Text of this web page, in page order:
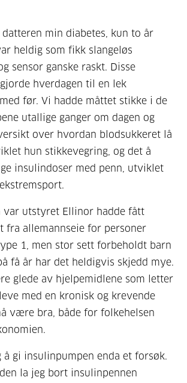
min diabetes, kun to år
heldig som fikk slangeløs
sensor ganske raskt. Disse
hverdagen til en lek
før. Vi hadde måttet stikke i de
utallige ganger om dagen og
over hvordan blodsukkeret lå
hun stikkevegring, og det å
insulindoser med penn, utviklet
var utstyret Ellinor hadde fått
fra allemannseie for personer
1, men stor sett forbeholdt barn
få år har det heldigvis skjedd mye.
glede av hjelpemidlene som letter
med en kronisk og krevende
være bra, både for folkehelsen
å gi insulinpumpen enda et forsøk.
la jeg bort insulinpennen